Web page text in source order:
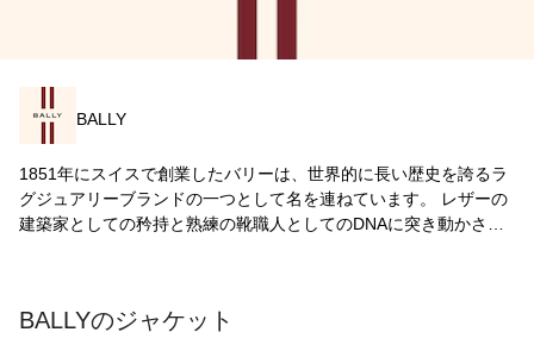
BALLY
1851年にスイスで創業したバリーは、世界的に長い歴史を誇るラ
グジュアリーブランドの一つとして名を連ねています。 レザーの
建築家としての矜持と熟練の靴職人としてのDNAに突き動かさ
BALLYのジャケット